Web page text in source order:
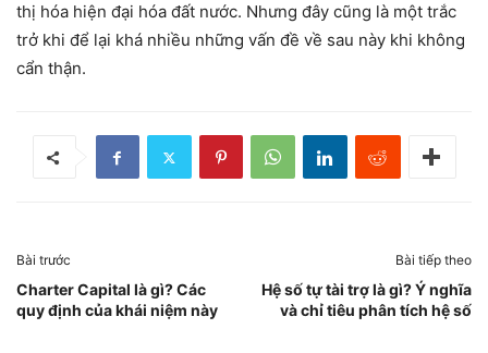
thị hóa hiện đại hóa đất nước. Nhưng đây cũng là một trắc
trở khi để lại khá nhiều những vấn đề về sau này khi không
cẩn thận.
Bài trước
Charter Capital là gì? Các
quy định của khái niệm này
Bài tiếp theo
Hệ số tự tài trợ là gì? Ý nghĩa
và chỉ tiêu phân tích hệ số